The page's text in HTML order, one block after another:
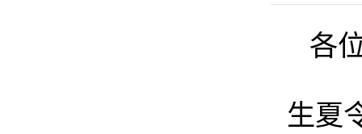
各
生夏